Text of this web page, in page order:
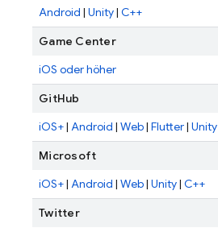
Android | Unity| C++
Game Center
iOS oder höher
GitHub
iOS+| Android | Web| Flutter| Unity
Microsoft
iOS+| Android | Web| Unity| C++
Twitter